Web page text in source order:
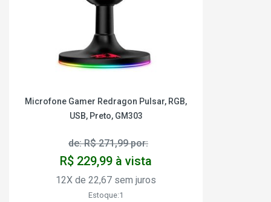
Microfone Gamer Redragon Pulsar, RGB,
USB, Preto, GM303
de: R$ 271,99 por:
R$ 229,99 à vista
12X de 22,67 sem juros
Estoque:1